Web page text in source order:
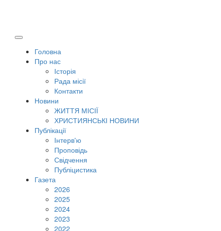
Головна
Про нас
Історія
Рада місії
Контакти
Новини
ЖИТТЯ МІСІЇ
ХРИСТИЯНСЬКІ НОВИНИ
Публікації
Інтерв'ю
Проповідь
Свідчення
Публіцистика
Газета
2026
2025
2024
2023
2022